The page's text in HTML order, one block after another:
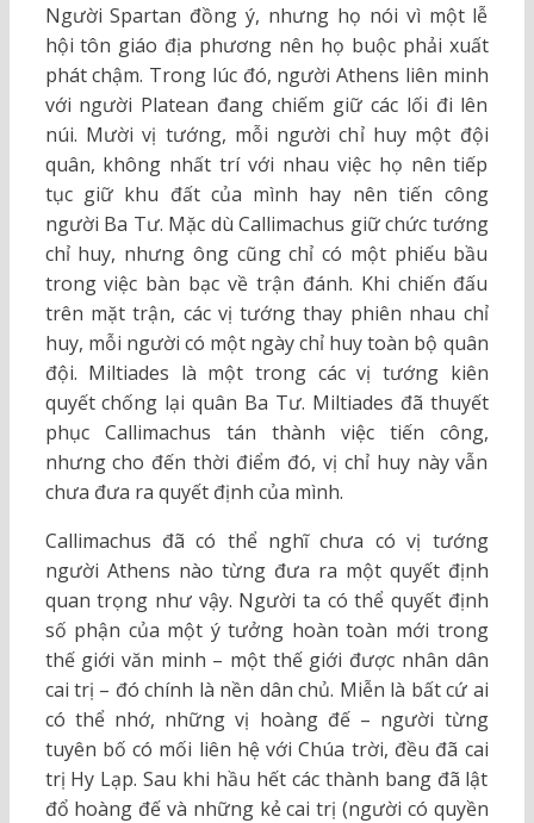
Người Spartan đồng ý, nhưng họ nói vì một lễ
hội tôn giáo địa phương nên họ buộc phải xuất
phát chậm. Trong lúc đó, người Athens liên minh
với người Platean đang chiếm giữ các lối đi lên
núi. Mười vị tướng, mỗi người chỉ huy một đội
quân, không nhất trí với nhau việc họ nên tiếp
tục giữ khu đất của mình hay nên tiến công
người Ba Tư. Mặc dù Callimachus giữ chức tướng
chỉ huy, nhưng ông cũng chỉ có một phiếu bầu
trong việc bàn bạc về trận đánh. Khi chiến đấu
trên mặt trận, các vị tướng thay phiên nhau chỉ
huy, mỗi người có một ngày chỉ huy toàn bộ quân
đội. Miltiades là một trong các vị tướng kiên
quyết chống lại quân Ba Tư. Miltiades đã thuyết
phục Callimachus tán thành việc tiến công,
nhưng cho đến thời điểm đó, vị chỉ huy này vẫn
chưa đưa ra quyết định của mình.
Callimachus đã có thể nghĩ chưa có vị tướng
người Athens nào từng đưa ra một quyết định
quan trọng như vậy. Người ta có thể quyết định
số phận của một ý tưởng hoàn toàn mới trong
thế giới văn minh – một thế giới được nhân dân
cai trị – đó chính là nền dân chủ. Miễn là bất cứ ai
có thể nhớ, những vị hoàng đế – người từng
tuyên bố có mối liên hệ với Chúa trời, đều đã cai
trị Hy Lạp. Sau khi hầu hết các thành bang đã lật
đổ hoàng đế và những kẻ cai trị (người có quyền